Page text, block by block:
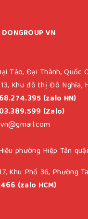
VN
Tảo, Đại Thành, Quốc
Khu đô thị Đô Nghĩa,
(zalo HN)
(Zalo)
phường Hiệp Tân
Khu Phố 36, Phường
(zalo HCM)